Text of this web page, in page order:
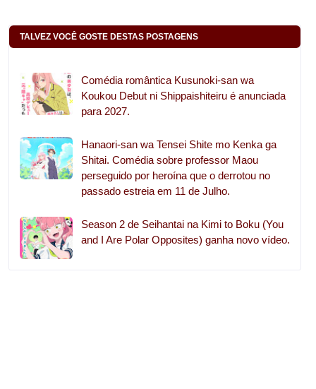
TALVEZ VOCÊ GOSTE DESTAS POSTAGENS
Comédia romântica Kusunoki-san wa
Koukou Debut ni Shippaishiteiru é anunciada
para 2027.
Hanaori-san wa Tensei Shite mo Kenka ga
Shitai. Comédia sobre professor Maou
perseguido por heroína que o derrotou no
passado estreia em 11 de Julho.
Season 2 de Seihantai na Kimi to Boku (You
and I Are Polar Opposites) ganha novo vídeo.